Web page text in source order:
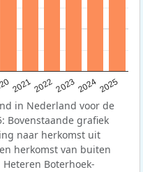
20212022202320242025
in Nederland voor de
Bovenstaande grafiek
naar herkomst uit
herkomst van buiten
Boterhoek-